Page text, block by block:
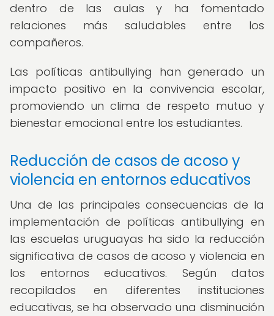
dentro de las aulas y ha fomentado
relaciones más saludables entre los
compañeros.
Las políticas antibullying han generado un
impacto positivo en la convivencia escolar,
promoviendo un clima de respeto mutuo y
bienestar emocional entre los estudiantes.
Reducción de casos de acoso y
violencia en entornos educativos
Una de las principales consecuencias de la
implementación de políticas antibullying en
las escuelas uruguayas ha sido la reducción
significativa de casos de acoso y violencia en
los entornos educativos. Según datos
recopilados en diferentes instituciones
educativas, se ha observado una disminución